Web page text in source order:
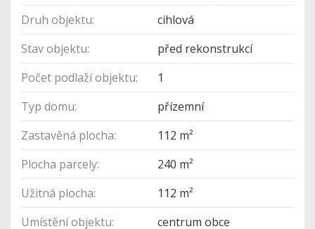
Druh objektu:
cihlová
Stav objektu:
před rekonstrukcí
Počet podlaží objektu:
1
Typ domu:
přízemní
Zastavěná plocha:
112 m²
Plocha parcely:
240 m²
Užitná plocha:
112 m²
Umístění objektu:
centrum obce